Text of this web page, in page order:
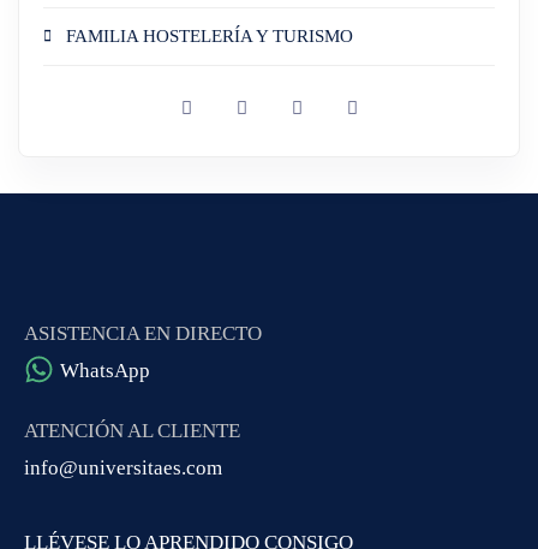
FAMILIA HOSTELERÍA Y TURISMO
ASISTENCIA EN DIRECTO
WhatsApp
ATENCIÓN AL CLIENTE
info@universitaes.com
LLÉVESE LO APRENDIDO CONSIGO